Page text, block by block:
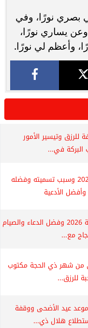
بصري نورًا، وفي
يساري نورًا،
وأعظم لي نورًا.
للرزق وتيسير الأمور
البركة في...
دعاء يوم التروية 2026 وسبب تسميته وفضله
وأفضل الأدعية
موعد ليلة يوم عرفة 2026 وفضل الدعاء والصيام
مع...
من شهر ذي الحجة مكتوب
للرزق...
عيد الأضحى ووقفة